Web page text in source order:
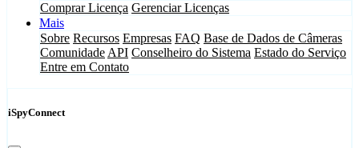
Comprar Licença Gerenciar Licenças
Mais
Sobre Recursos Empresas FAQ Base de Dados de Câmeras
Comunidade API Conselheiro do Sistema Estado do Serviço
Entre em Contato
iSpyConnect